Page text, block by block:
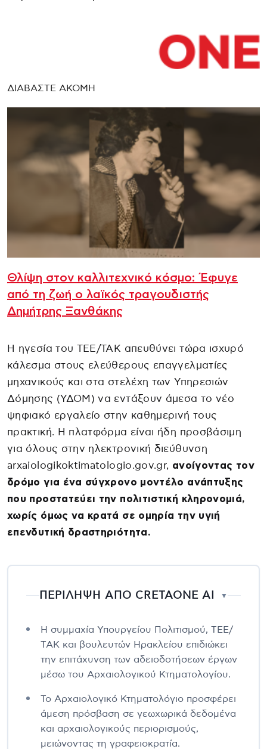
ΔΙΑΒΑΣΤΕ ΑΚΟΜΗ
Θλίψη στον καλλιτεχνικό κόσμο: Έφυγε
από τη ζωή ο λαϊκός τραγουδιστής
Δημήτρης Ξανθάκης
Η ηγεσία του ΤΕΕ/ΤΑΚ απευθύνει τώρα ισχυρό
κάλεσμα στους ελεύθερους επαγγελματίες
μηχανικούς και στα στελέχη των Υπηρεσιών
Δόμησης (ΥΔΟΜ) να εντάξουν άμεσα το νέο
ψηφιακό εργαλείο στην καθημερινή τους
πρακτική. Η πλατφόρμα είναι ήδη προσβάσιμη
για όλους στην ηλεκτρονική διεύθυνση
arxaiologikoktimatologio.gov.gr, ανοίγοντας τον
δρόμο για ένα σύγχρονο μοντέλο ανάπτυξης
που προστατεύει την πολιτιστική κληρονομιά,
χωρίς όμως να κρατά σε ομηρία την υγιή
επενδυτική δραστηριότητα.
ΠΕΡΙΛΗΨΗ ΑΠΟ CRETAONE AI ▼
Η συμμαχία Υπουργείου Πολιτισμού, ΤΕΕ/
ΤΑΚ και βουλευτών Ηρακλείου επιδιώκει
την επιτάχυνση των αδειοδοτήσεων έργων
μέσω του Αρχαιολογικού Κτηματολογίου.
Το Αρχαιολογικό Κτηματολόγιο προσφέρει
άμεση πρόσβαση σε γεωχωρικά δεδομένα
και αρχαιολογικούς περιορισμούς,
μειώνοντας τη γραφειοκρατία.